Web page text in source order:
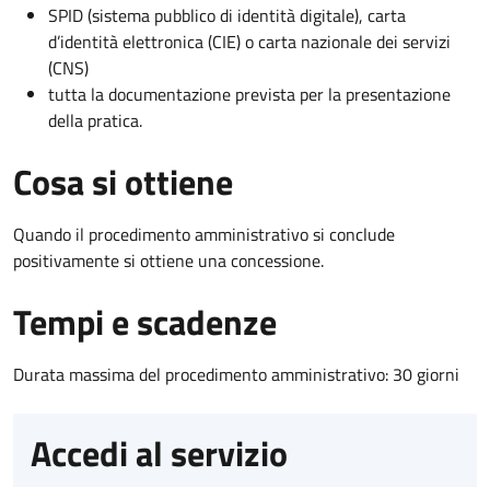
SPID (sistema pubblico di identità digitale), carta
d’identità elettronica (CIE) o carta nazionale dei servizi
(CNS)
tutta la documentazione prevista per la presentazione
della pratica.
Cosa si ottiene
Quando il procedimento amministrativo si conclude
positivamente si ottiene una concessione.
Tempi e scadenze
Durata massima del procedimento amministrativo: 30 giorni
Accedi al servizio